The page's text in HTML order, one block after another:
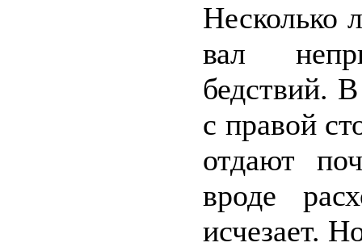
Несколько
вал
бедствий.
с правой
отдают
вроде
исчезает.